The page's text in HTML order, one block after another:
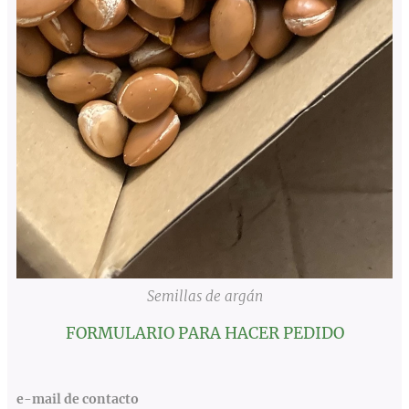
Semillas de argán
FORMULARIO PARA HACER PEDIDO
e-mail de contacto